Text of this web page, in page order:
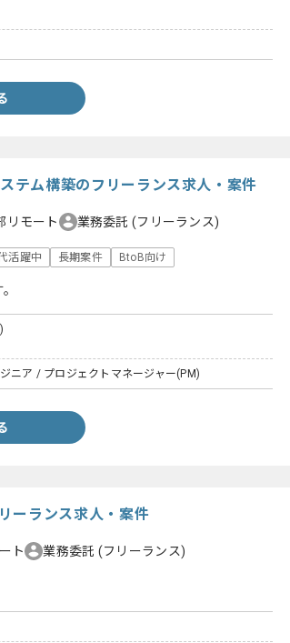
テム構築のフリーランス求人・案件
リモート 業務委託(フリーランス)
活躍中 長期案件 BtoB向け
ニア / プロジェクトマネージャー(PM)
ーランス求人・案件
ト 業務委託 (フリーランス)